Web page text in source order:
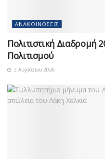
ΑΝΑΚΟΙΝΏΣΕΙΣ
Πολιτιστική Διαδρομή
Πολιτισμού
3 Αυγούστου 2026